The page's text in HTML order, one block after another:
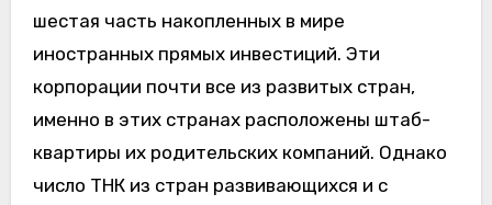
шестая часть накопленных в мире
иностранных прямых инвестиций. Эти
корпорации почти все из развитых стран,
именно в этих странах расположены штаб-
квартиры их родительских компаний. Однако
число ТНК из стран развивающихся и с